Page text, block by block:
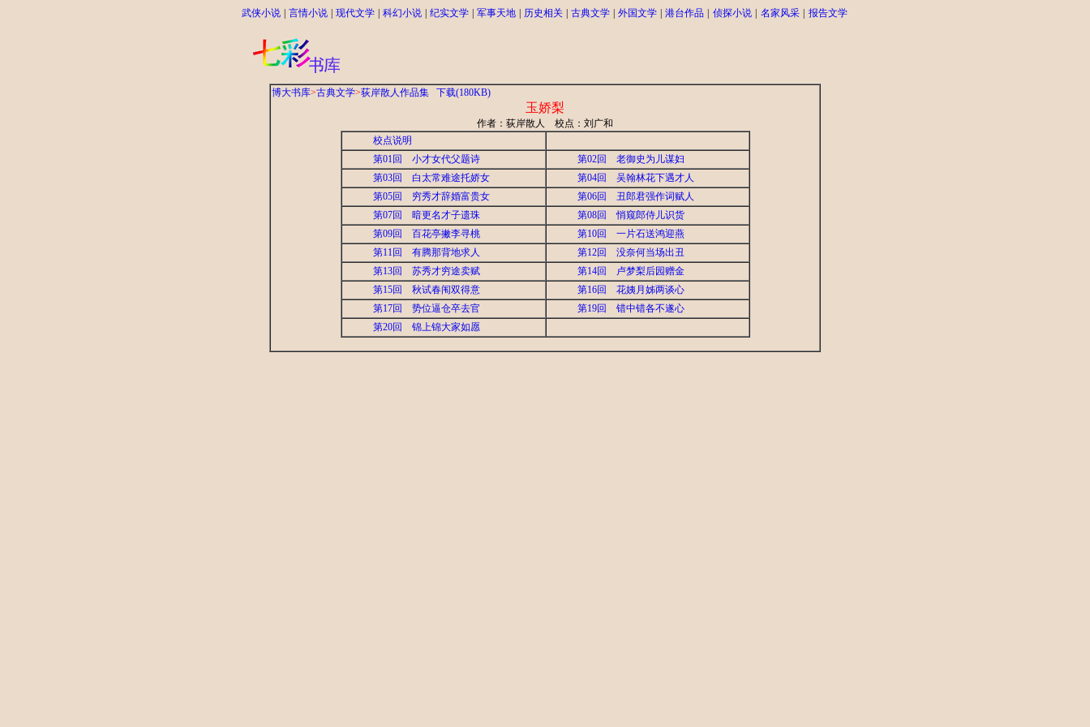
武侠小说 言情小说 现代文学 科幻小说 纪实文学 军事天地 历史相关 古典文学 外国文学 港台作品 侦探小说 名家风采 报告文学
博大书库>古典文学>荻岸散人作品集 下载(180KB)
玉娇梨
作者：荻岸散人 校点：刘广和
校点说明
第01回 小才女代父题诗
第02回 老御史为儿谋妇
第03回 白太常难途托娇女
第04回 吴翰林花下遇才人
第05回 穷秀才辞婚富贵女
第06回 丑郎君强作词赋人
第07回 暗更名才子遗珠
第08回 悄窥郎侍儿识货
第09回 百花亭撇李寻桃
第10回 一片石送鸿迎燕
第11回 有腾那背地求人
第12回 没奈何当场出丑
第13回 苏秀才穷途卖赋
第14回 卢梦梨后园赠金
第15回 秋试春闱双得意
第16回 花姨月姊两谈心
第17回 势位逼仓卒去官
第19回 错中错各不遂心
第20回 锦上锦大家如愿